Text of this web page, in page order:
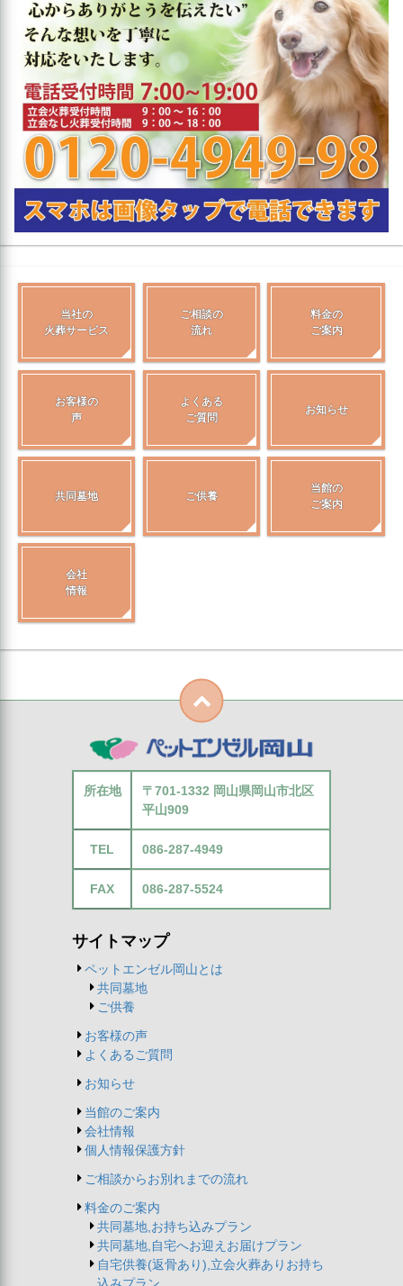
当社の
火葬サービス
ご相談の
流れ
料金の
ご案内
お客様の
声
よくある
ご質問
お知らせ
共同墓地 ご供養
当館の
ご案内
会社
情報
所在地
〒701-1332 岡山県岡山市北区
平山909
TEL 086-287-4949
FAX 086-287-5524
サイトマップ
ペットエンゼル岡山とは
共同墓地
ご供養
お客様の声
よくあるご質問
お知らせ
当館のご案内
会社情報
個人情報保護方針
ご相談からお別れまでの流れ
料金のご案内
共同墓地,お持ち込みプラン
共同墓地,自宅へお迎えお届けプラン
自宅供養(返骨あり),立会火葬ありお持ち